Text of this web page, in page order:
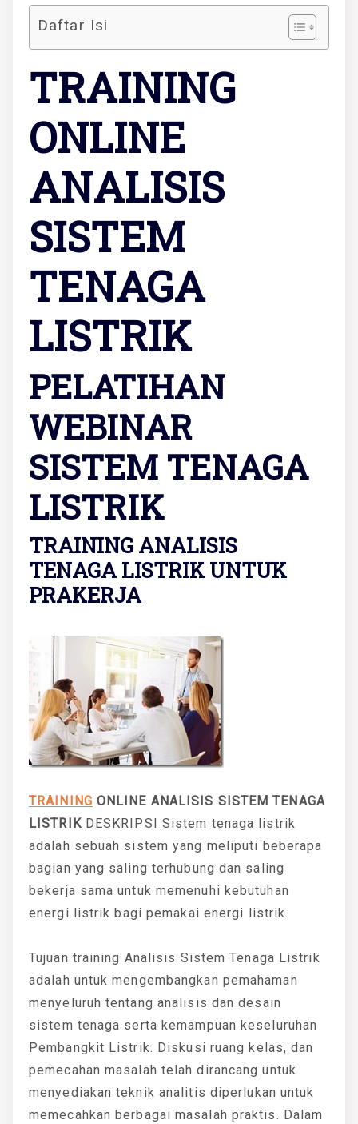
Daftar Isi
TRAINING
ONLINE
ANALISIS
SISTEM
TENAGA
LISTRIK
PELATIHAN
WEBINAR
SISTEM TENAGA
LISTRIK
TRAINING ANALISIS
TENAGA LISTRIK UNTUK
PRAKERJA
TRAINING ONLINE ANALISIS SISTEM TENAGA
LISTRIKDESKRIPSI Sistem tenaga listrik
adalah sebuah sistem yang meliputi beberapa
bagian yang saling terhubung dan saling
bekerja sama untuk memenuhi kebutuhan
energi listrik bagi pemakai energi listrik.
Tujuan training Analisis Sistem Tenaga Listrik
adalah untuk mengembangkan pemahaman
menyeluruh tentang analisis dan desain
sistem tenaga serta kemampuan keseluruhan
Pembangkit Listrik. Diskusi ruang kelas, dan
pemecahan masalah telah dirancang untuk
menyediakan teknik analitis diperlukan untuk
memecahkan berbagai masalah praktis. Dalam